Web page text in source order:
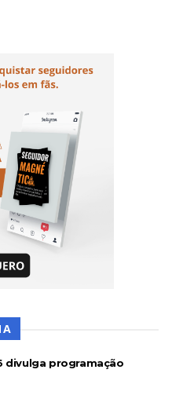
divulga programação